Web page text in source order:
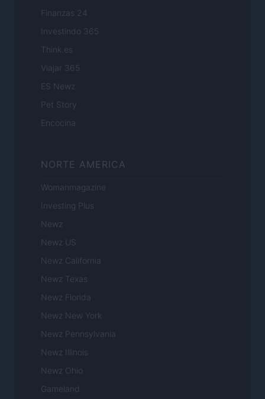
Finanzas 24
Investindo 365
Think.es
Viajar 365
ES Newz
Pet Story
Encocina
NORTE AMERICA
Womanmagazine
Investing Plus
Newz
Newz US
Newz California
Newz Texas
Newz Florida
Newz New York
Newz Pennsylvania
Newz Illinois
Newz Ohio
Gameland